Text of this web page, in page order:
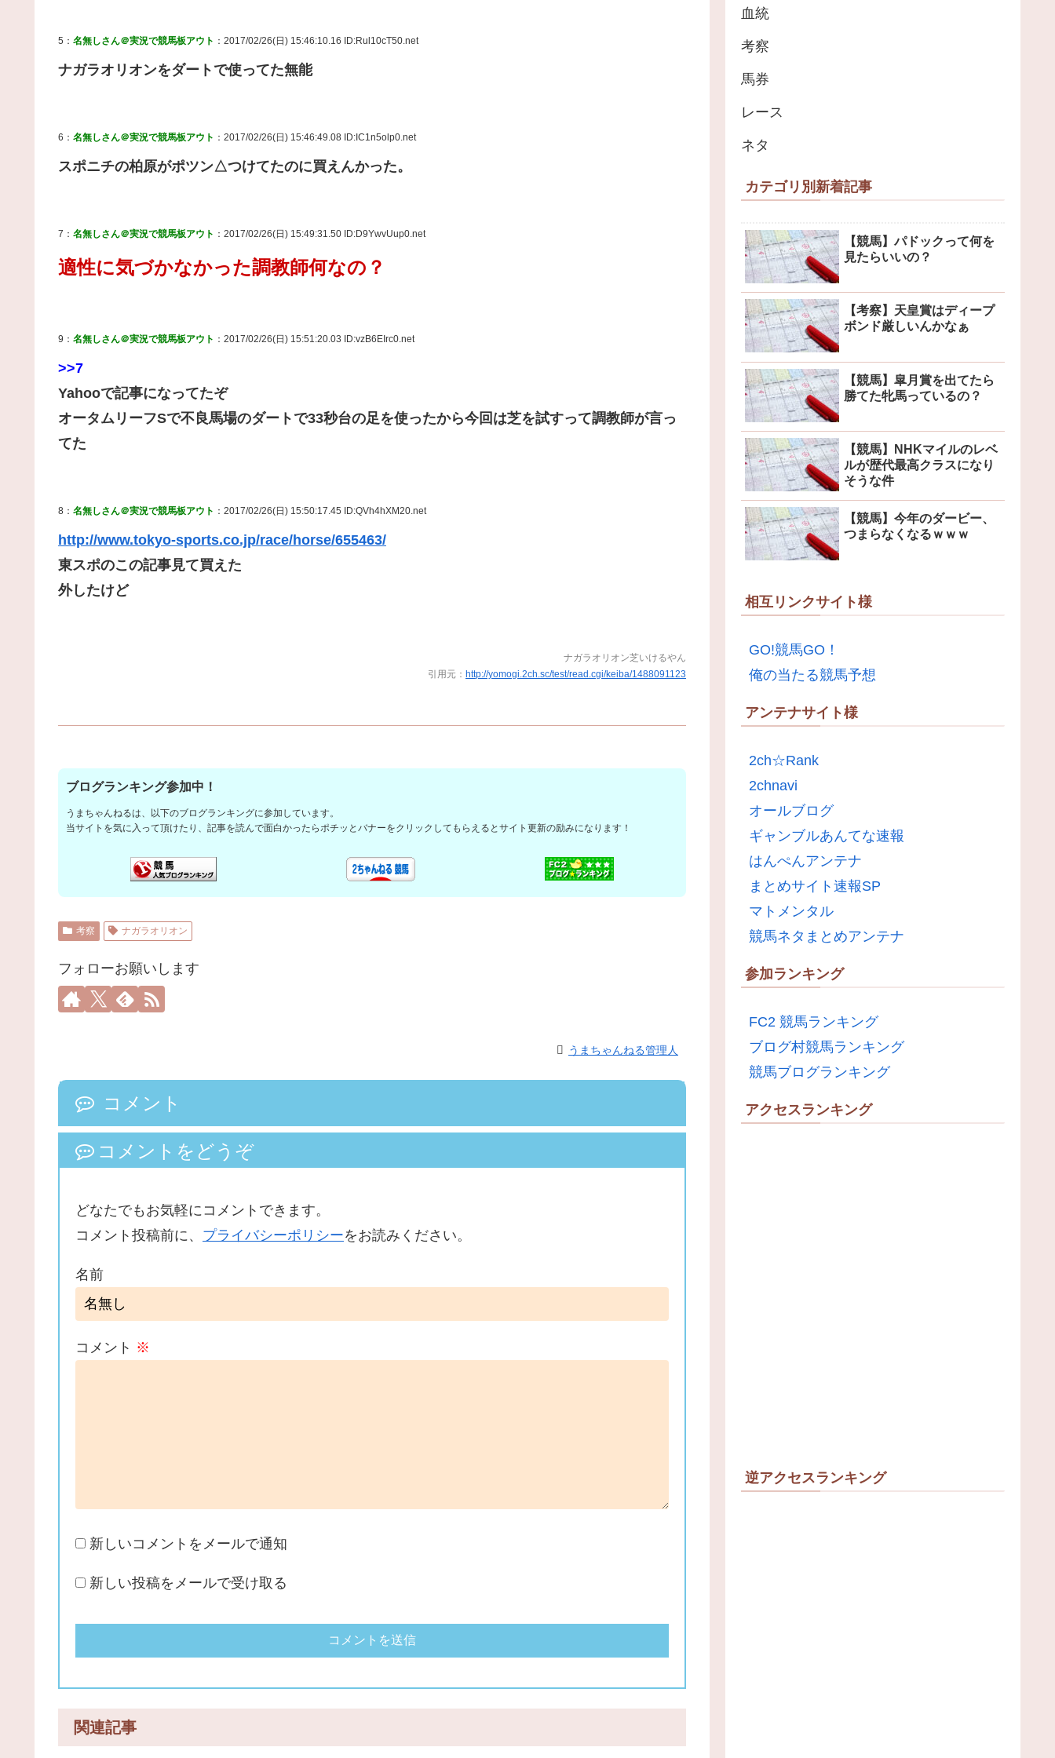
5： 名無しさん＠実況で競馬板アウト ：2017/02/26(日) 15:46:10.16 ID:Rul10cT50.net
ナガラオリオンをダートで使ってた無能
6： 名無しさん＠実況で競馬板アウト ：2017/02/26(日) 15:46:49.08 ID:IC1n5olp0.net
スポニチの柏原がポツン△つけてたのに買えんかった。
7： 名無しさん＠実況で競馬板アウト ：2017/02/26(日) 15:49:31.50 ID:D9YwvUup0.net
適性に気づかなかった調教師何なの？
9： 名無しさん＠実況で競馬板アウト ：2017/02/26(日) 15:51:20.03 ID:vzB6EIrc0.net
>>7
Yahooで記事になってたぞ
オータムリーフSで不良馬場のダートで33秒台の足を使ったから今回は芝を試すって調教師が言っ
てた
8： 名無しさん＠実況で競馬板アウト ：2017/02/26(日) 15:50:17.45 ID:QVh4hXM20.net
http://www.tokyo-sports.co.jp/race/horse/655463/
東スポのこの記事見て買えた
外したけど
ナガラオリオン芝いけるやん
引用元： http://yomogi.2ch.sc/test/read.cgi/keiba/1488091123
ブログランキング参加中！
うまちゃんねるは、以下のブログランキングに参加しています。
当サイトを気に入って頂けたり、記事を読んで面白かったらポチッとバナーをクリックしてもらえるとサイト更新の励みになります！
考察 ナガラオリオン
フォローお願いします
うまちゃんねる管理人
コメント
コメントをどうぞ
どなたでもお気軽にコメントできます。
コメント投稿前に、 プライバシーポリシーをお読みください。
名前
コメント ※
新しいコメントをメールで通知
新しい投稿をメールで受け取る
関連記事
血統
考察
馬券
レース
ネタ
カテゴリ別新着記事
【競馬】パドックって何を
見たらいいの？
【考察】天皇賞はディープ
ボンド厳しいんかなぁ
【競馬】皐月賞を出てたら
勝てた牝馬っているの？
【競馬】NHKマイルのレベ
ルが歴代最高クラスになり
そうな件
【競馬】今年のダービー、
つまらなくなるｗｗｗ
相互リンクサイト様
GO!競馬GO！
俺の当たる競馬予想
アンテナサイト様
2ch☆Rank
2chnavi
オールブログ
ギャンブルあんてな速報
はんぺんアンテナ
まとめサイト速報SP
マトメンタル
競馬ネタまとめアンテナ
参加ランキング
FC2 競馬ランキング
ブログ村競馬ランキング
競馬ブログランキング
アクセスランキング
逆アクセスランキング